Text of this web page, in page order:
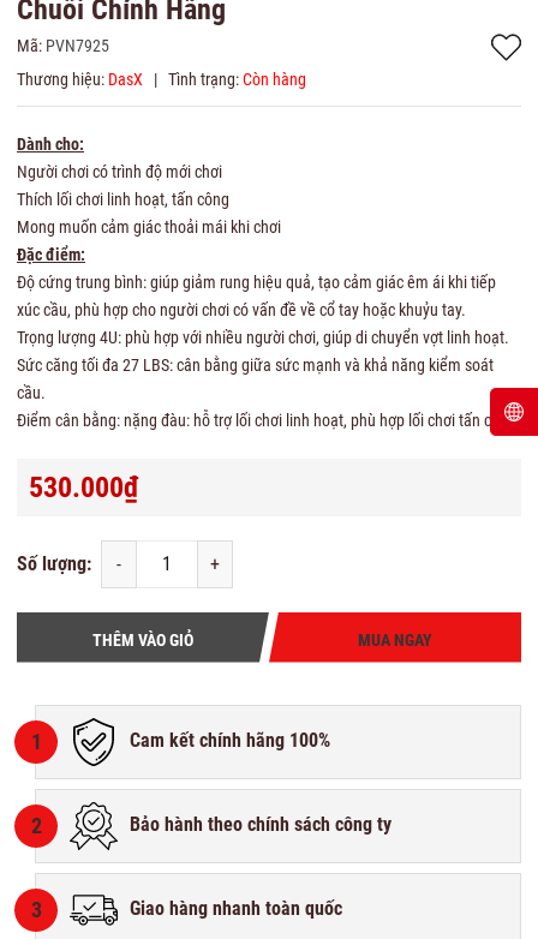
Chuối Chính Hãng
Mã: PVN7925
Thương hiệu: DasX | Tình trạng:Còn hàng
Dành cho:
Người chơi có trình độ mới chơi
Thích lối chơi linh hoạt, tấn công
Mong muốn cảm giác thoải mái khi chơi
Đặc điểm:
Độ cứng trung bình: giúp giảm rung hiệu quả, tạo cảm giác êm ái khi tiếp
xúc cầu, phù hợp cho người chơi có vấn đề về cổ tay hoặc khuỷu tay.
Trọng lượng 4U: phù hợp với nhiều người chơi, giúp di chuyển vợt linh hoạt.
Sức căng tối đa 27 LBS: cân bằng giữa sức mạnh và khả năng kiểm soát
cầu.
Điểm cân bằng: nặng đàu: hỗ trợ lối chơi linh hoạt, phù hợp lối chơi tấn công
530.000₫
Số lượng: - +
THÊM VÀO GIỎ MUA NGAY
1 Cam kết chính hãng 100%
2 Bảo hành theo chính sách công ty
3 Giao hàng nhanh toàn quốc